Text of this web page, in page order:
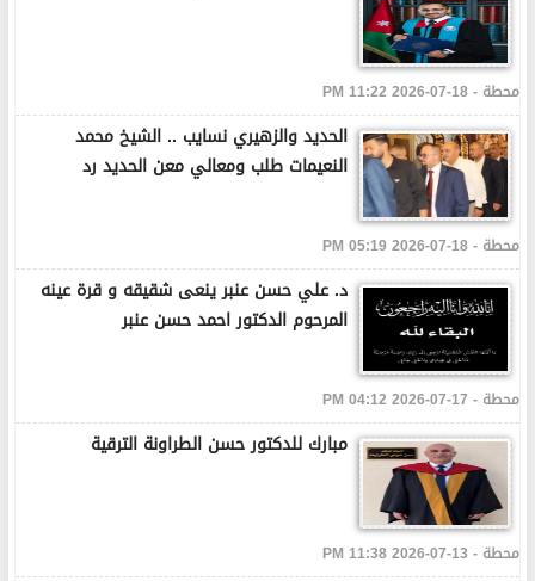
محطة - 18-07-2026 11:22 PM
الحديد والزهيري نسايب .. الشيخ محمد
النعيمات طلب ومعالي معن الحديد رد
محطة - 18-07-2026 05:19 PM
د. علي حسن عنبر ينعى شقيقه و قرة عينه
المرحوم الدكتور احمد حسن عنبر
محطة - 17-07-2026 04:12 PM
مبارك للدكتور حسن الطراونة الترقية
محطة - 13-07-2026 11:38 PM